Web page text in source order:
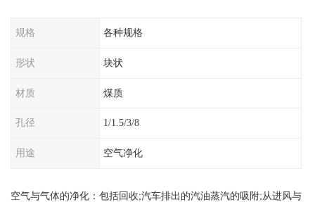
规格 各种规格
形状 块状
材质 煤质
孔径 1/1.5/3/8
用途 空气净化
空气与气体的净化：包括回收;汽车排出的汽油蒸汽的吸附;从进风与